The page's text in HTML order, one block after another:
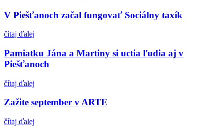
V Piešťanoch začal fungovať Sociálny taxík
čítaj ďalej
Pamiatku Jána a Martiny si uctia ľudia aj v
Piešťanoch
čítaj ďalej
Zažite september v ARTE
čítaj ďalej